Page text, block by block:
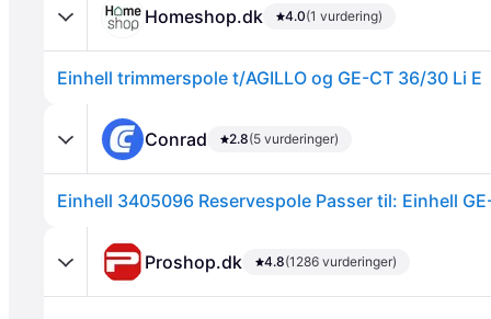
Homeshop.dk 4.0(1 vurdering)
Einhell trimmerspole t/AGILLO og GE-CT 36/30 Li E
Conrad 2.8(5 vurderinger)
Einhell 3405096 Reservespole Passer til: Einhell
Proshop.dk 4.8(1286 vurderinger)